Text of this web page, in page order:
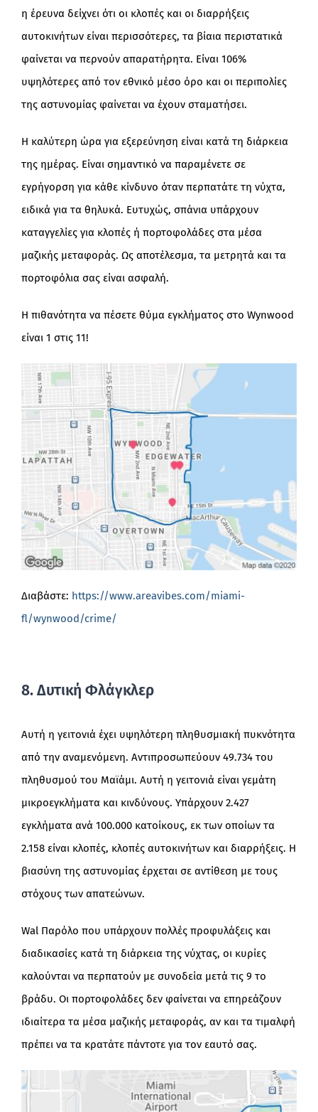
η έρευνα δείχνει ότι οι κλοπές και οι διαρρήξεις
αυτοκινήτων είναι περισσότερες, τα βίαια περιστατικά
φαίνεται να περνούν απαρατήρητα. Είναι 106%
υψηλότερες από τον εθνικό μέσο όρο και οι περιπολίες
της αστυνομίας φαίνεται να έχουν σταματήσει.
Η καλύτερη ώρα για εξερεύνηση είναι κατά τη διάρκεια
της ημέρας. Είναι σημαντικό να παραμένετε σε
εγρήγορση για κάθε κίνδυνο όταν περπατάτε τη νύχτα,
ειδικά για τα θηλυκά. Ευτυχώς, σπάνια υπάρχουν
καταγγελίες για κλοπές ή πορτοφολάδες στα μέσα
μαζικής μεταφοράς. Ως αποτέλεσμα, τα μετρητά και τα
πορτοφόλια σας είναι ασφαλή.
Η πιθανότητα να πέσετε θύμα εγκλήματος στο Wynwood
είναι 1 στις 11!
Διαβάστε: https://www.areavibes.com/miami-
fl/wynwood/crime/
8. Δυτική Φλάγκλερ
Αυτή η γειτονιά έχει υψηλότερη πληθυσμιακή πυκνότητα
από την αναμενόμενη. Αντιπροσωπεύουν 49.734 του
πληθυσμού του Μαϊάμι. Αυτή η γειτονιά είναι γεμάτη
μικροεγκλήματα και κινδύνους. Υπάρχουν 2.427
εγκλήματα ανά 100.000 κατοίκους, εκ των οποίων τα
2.158 είναι κλοπές, κλοπές αυτοκινήτων και διαρρήξεις. Η
βιασύνη της αστυνομίας έρχεται σε αντίθεση με τους
στόχους των απατεώνων.
Wal Παρόλο που υπάρχουν πολλές προφυλάξεις και
διαδικασίες κατά τη διάρκεια της νύχτας, οι κυρίες
καλούνται να περπατούν με συνοδεία μετά τις 9 το
βράδυ. Οι πορτοφολάδες δεν φαίνεται να επηρεάζουν
ιδιαίτερα τα μέσα μαζικής μεταφοράς, αν και τα τιμαλφή
πρέπει να τα κρατάτε πάντοτε για τον εαυτό σας.